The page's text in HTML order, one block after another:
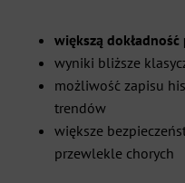
większą
wyniki bliższe
możliwość zapisu
trendów
większe
przewlekle chorych